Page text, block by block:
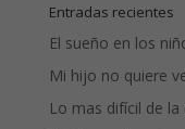
Entradas recientes
El sueño en los
Mi hijo no quiere
Lo mas difícil de